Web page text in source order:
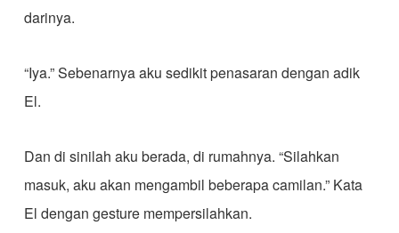
darinya.
“Iya.” Sebenarnya aku sedikit penasaran dengan adik
El.
Dan di sinilah aku berada, di rumahnya. “Silahkan
masuk, aku akan mengambil beberapa camilan.” Kata
El dengan gesture mempersilahkan.